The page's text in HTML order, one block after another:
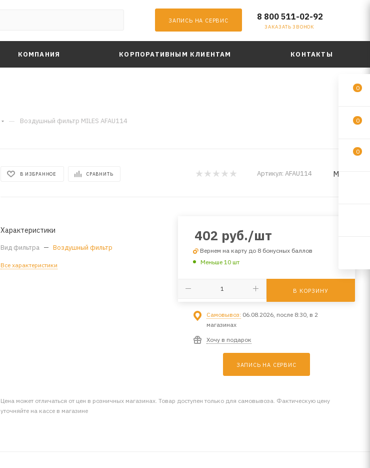
ЗАПИСЬ НА СЕРВИС 8 800 511-02-92
ЗАКАЗАТЬ ЗВОНОК
КОМПАНИЯ КОРПОРАТИВНЫМ КЛИЕНТАМ КОНТАКТЫ
— Воздушный фильтр MILES AFAU114
В ИЗБРАННОЕ СРАВНИТЬ Артикул: AFAU114 MILES
Характеристики
Вид фильтра — Воздушный фильтр
Все характеристики
402 руб./шт
Вернем на карту до 8 бонусных баллов
Меньше 10 шт
В КОРЗИНУ
Самовывоз: 06.08.2026, после 8:30, в 2
магазинах
Хочу в подарок
ЗАПИСЬ НА СЕРВИС
Цена может отличаться от цен в розничных магазинах. Товар доступен только для самовывоза. Фактическую цену
уточняйте на кассе в магазине
0
0
0